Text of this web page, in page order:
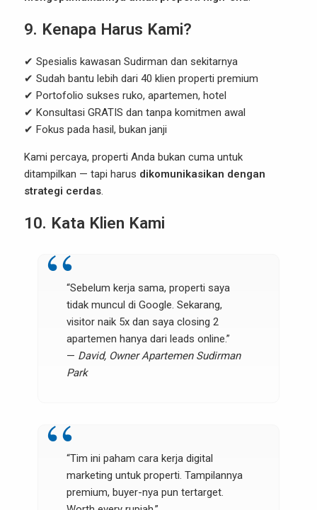
9. Kenapa Harus Kami?
✔ Spesialis kawasan Sudirman dan sekitarnya
✔ Sudah bantu lebih dari 40 klien properti premium
✔ Portofolio sukses ruko, apartemen, hotel
✔ Konsultasi GRATIS dan tanpa komitmen awal
✔ Fokus pada hasil, bukan janji
Kami percaya, properti Anda bukan cuma untuk
ditampilkan — tapi harus dikomunikasikan dengan
strategi cerdas.
10. Kata Klien Kami
“Sebelum kerja sama, properti saya
tidak muncul di Google. Sekarang,
visitor naik 5x dan saya closing 2
apartemen hanya dari leads online.”
— David, Owner Apartemen Sudirman
Park
“Tim ini paham cara kerja digital
marketing untuk properti. Tampilannya
premium, buyer-nya pun tertarget.